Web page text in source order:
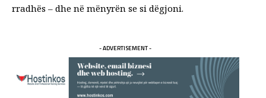
rradhës – dhe në mënyrën se si dëgjoni.
- ADVERTISEMENT -